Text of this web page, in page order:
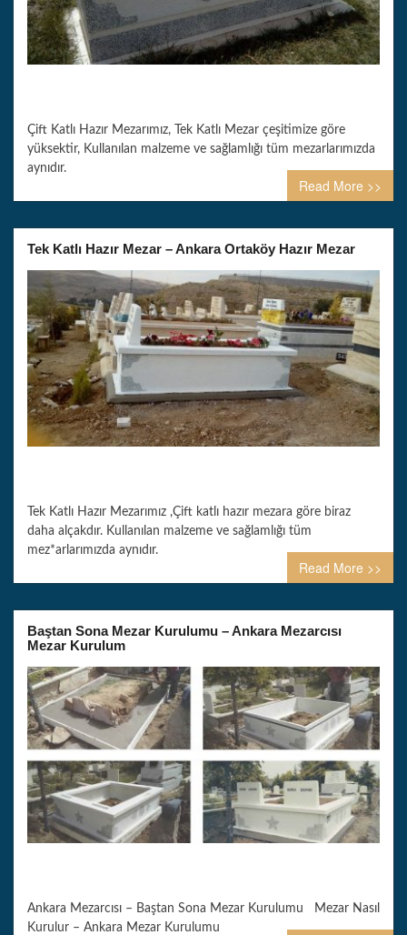
Çift Katlı Hazır Mezarımız, Tek Katlı Mezar çeşitimize göre
yüksektir, Kullanılan malzeme ve sağlamlığı tüm mezarlarımızda
aynıdır.
Read More >>
Tek Katlı Hazır Mezar – Ankara Ortaköy Hazır Mezar
Tek Katlı Hazır Mezarımız ,Çift katlı hazır mezara göre biraz
daha alçakdır. Kullanılan malzeme ve sağlamlığı tüm
mez*arlarımızda aynıdır.
Read More >>
Baştan Sona Mezar Kurulumu – Ankara Mezarcısı
Mezar Kurulum
Ankara Mezarcısı – Baştan Sona Mezar Kurulumu Mezar Nasıl
Kurulur – Ankara Mezar Kurulumu